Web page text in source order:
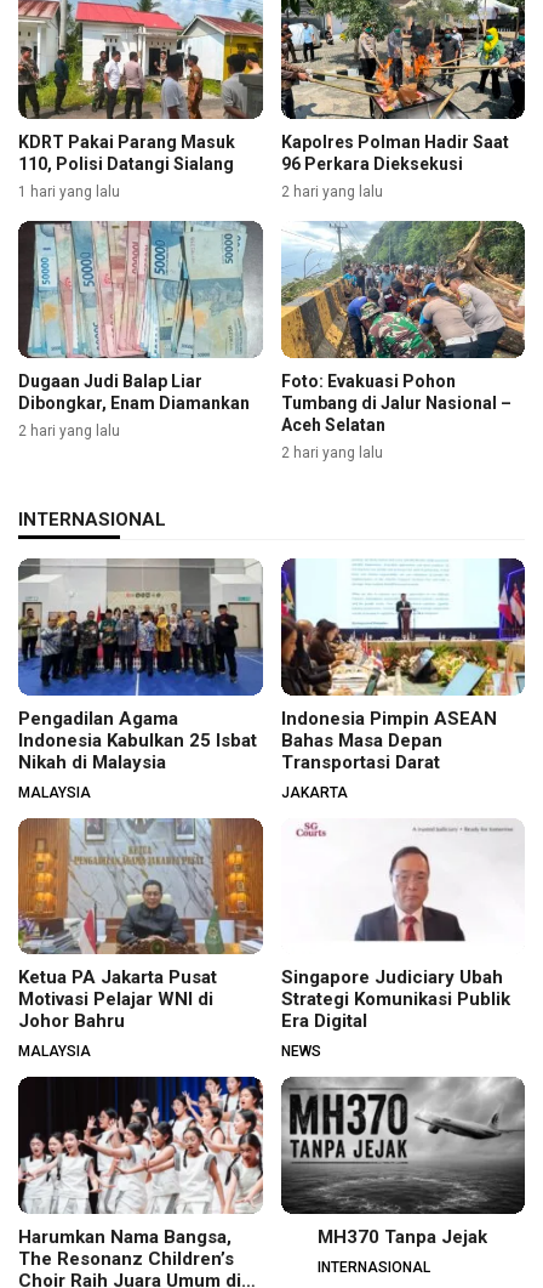
KDRT Pakai Parang Masuk
110, Polisi Datangi Sialang
1 hari yang lalu
Kapolres Polman Hadir Saat
96 Perkara Dieksekusi
2 hari yang lalu
Dugaan Judi Balap Liar
Dibongkar, Enam Diamankan
2 hari yang lalu
Foto: Evakuasi Pohon
Tumbang di Jalur Nasional –
Aceh Selatan
2 hari yang lalu
INTERNASIONAL
Pengadilan Agama
Indonesia Kabulkan 25 Isbat
Nikah di Malaysia
MALAYSIA
Indonesia Pimpin ASEAN
Bahas Masa Depan
Transportasi Darat
JAKARTA
Ketua PA Jakarta Pusat
Motivasi Pelajar WNI di
Johor Bahru
MALAYSIA
Singapore Judiciary Ubah
Strategi Komunikasi Publik
Era Digital
NEWS
Harumkan Nama Bangsa,
The Resonanz Children’s
Choir Raih Juara Umum di
MH370 Tanpa Jejak
INTERNASIONAL